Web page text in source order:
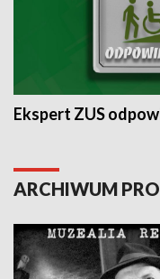
Ekspert ZUS
ARCHIWUM